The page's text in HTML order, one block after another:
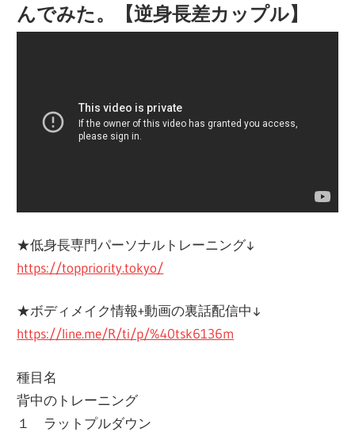
んでみた。【逆身長差カップル】
★低身長専門パーソナルトレーニング↓
https://toppriority.tokyo/
★ボディメイク情報+動画の裏話配信中↓
https://line.me/R/ti/p/%40tsk6136m
種目名
背中のトレーニング
１ ラットプルダウン